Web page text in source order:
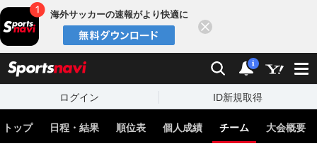
海外サッカーの速報がより快適に
検索 通知
i
ログイン ID新規取得
トップ 日程・結果 順位表 個人成績 チーム 大会概要